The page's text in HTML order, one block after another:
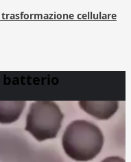
cellulare
batterio